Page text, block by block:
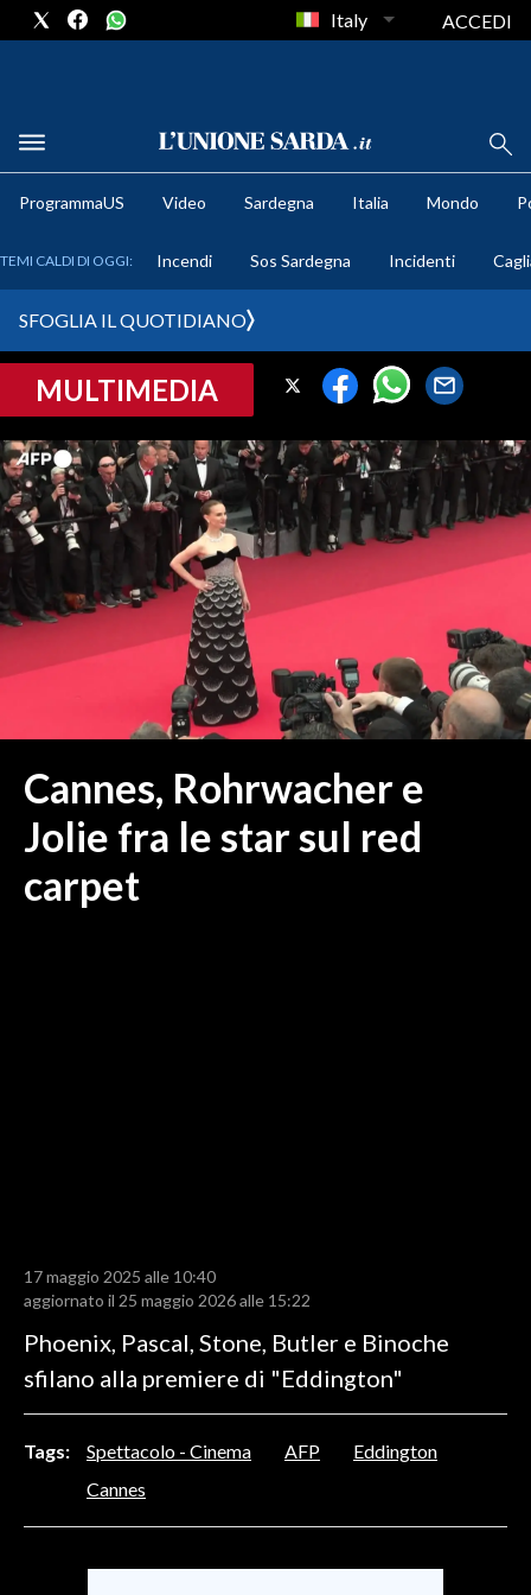
METEO
CRONACA SARDEGNA
PROVINCIA DI CAGLIARI
SULCIS IGLESIENTE
MEDIO CAMPIDANO
ORISTANO E PROVINCIA
SASSARI E PROVINCIA
NUORO E PROVINCIA
ITALIA
MONDO
RISULTATI E CLASSIFICHE
CALCIO REGIONALE
BASKET
MOTORI
ALTRI SPORT
Italy ACCEDI
ProgrammaUS Video Sardegna Italia Mondo
TEMI CALDI DI OGGI: Incendi Sos Sardegna Incidenti
SFOGLIA IL QUOTIDIANO
MULTIMEDIA
Cannes, Rohrwacher e
Jolie fra le star sul red
carpet
17 maggio 2025 alle 10:40
aggiornato il 25 maggio 2026 alle 15:22
Phoenix, Pascal, Stone, Butler e Binoche
sfilano alla premiere di "Eddington"
Tags: Spettacolo - Cinema AFP
Eddington
Cannes